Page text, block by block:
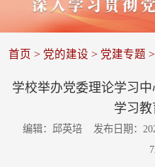
首页 > 党的建设 > 党建专题
学校举办党委理论学习
学习
编辑：邱英培 发布日期：